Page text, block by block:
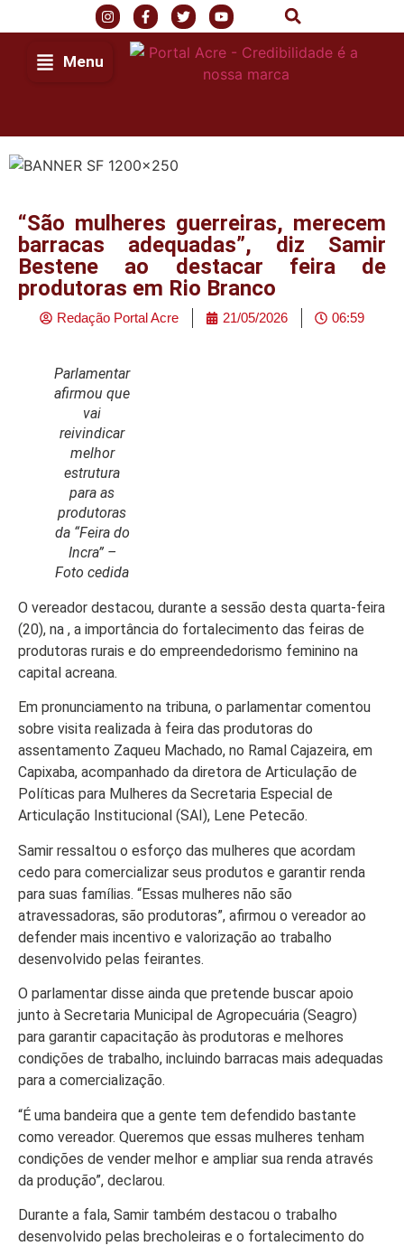
Menu
Início
Últimas
Notícias
Agenda
Cultural
Política
Economia
Atos Oficiais
Atualidades
Blogs e
Colunas
Especiais
Gastronomia
TV Portal
Sobre o
Portal Acre
Expediente
Política de
privacidade
Fale com
Portal Acre
“São mulheres guerreiras, merecem
barracas adequadas”, diz Samir
Bestene ao destacar feira de
produtoras em Rio Branco
Redação Portal Acre 21/05/2026 06:59
Parlamentar
afirmou que
vai
reivindicar
melhor
estrutura
para as
produtoras
da “Feira do
Incra” –
Foto cedida
O vereador destacou, durante a sessão desta quarta-feira
(20), na , a importância do fortalecimento das feiras de
produtoras rurais e do empreendedorismo feminino na
capital acreana.
Em pronunciamento na tribuna, o parlamentar comentou
sobre visita realizada à feira das produtoras do
assentamento Zaqueu Machado, no Ramal Cajazeira, em
Capixaba, acompanhado da diretora de Articulação de
Políticas para Mulheres da Secretaria Especial de
Articulação Institucional (SAI), Lene Petecão.
Samir ressaltou o esforço das mulheres que acordam
cedo para comercializar seus produtos e garantir renda
para suas famílias. “Essas mulheres não são
atravessadoras, são produtoras”, afirmou o vereador ao
defender mais incentivo e valorização ao trabalho
desenvolvido pelas feirantes.
O parlamentar disse ainda que pretende buscar apoio
junto à Secretaria Municipal de Agropecuária (Seagro)
para garantir capacitação às produtoras e melhores
condições de trabalho, incluindo barracas mais adequadas
para a comercialização.
“É uma bandeira que a gente tem defendido bastante
como vereador. Queremos que essas mulheres tenham
condições de vender melhor e ampliar sua renda através
da produção”, declarou.
Durante a fala, Samir também destacou o trabalho
desenvolvido pelas brecholeiras e o fortalecimento do